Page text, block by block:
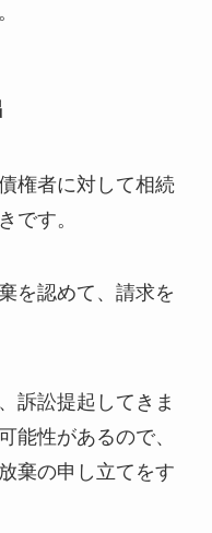
権者に対して相続
です。
を認めて、請求を
訴訟提起してきま
能性があるので、
棄の申し立てをす